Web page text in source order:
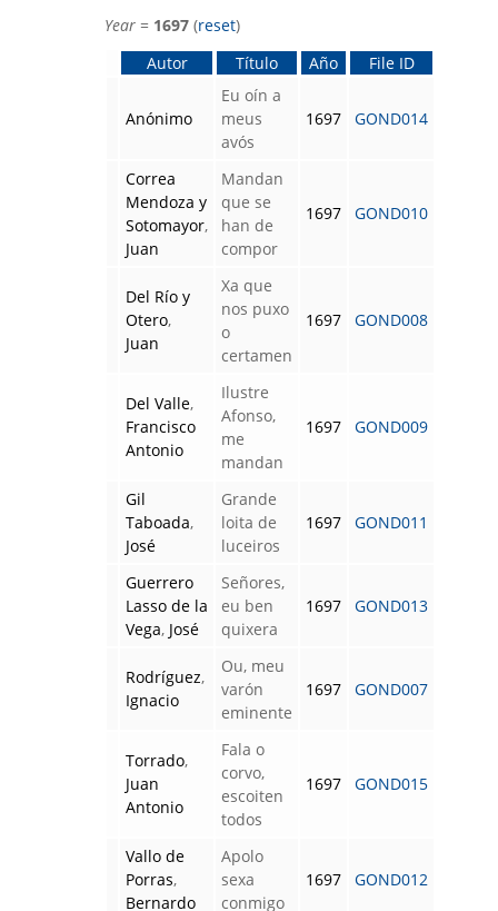
Year = 1697 (reset)
Autor
Título Año File ID
Anónimo
Eu oín a
meus
avós
1697 GOND014
Correa
Mendoza y
Sotomayor,
Juan
Mandan
que se
han de
compor
1697 GOND010
Del Río y
Otero,
Juan
Xa que
nos puxo
o
certamen
1697 GOND008
Del Valle,
Francisco
Antonio
Ilustre
Afonso,
me
mandan
1697 GOND009
Gil
Taboada,
José
Grande
loita de
luceiros
1697 GOND011
Guerrero
Lasso de la
Vega, José
Señores,
eu ben
quixera
1697 GOND013
Rodríguez,
Ignacio
Ou, meu
varón
eminente
1697 GOND007
Torrado,
Juan
Antonio
Fala o
corvo,
escoiten
todos
1697 GOND015
Vallo de
Porras,
Bernardo
Apolo
sexa
conmigo
1697 GOND012